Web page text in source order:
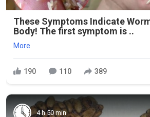
These Symptoms Indicate
Body! The first symptom is ..
More
190 110 389
4 h 50 min